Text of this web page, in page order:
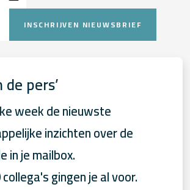
INSCHRIJVEN NIEUWSBRIEF
de pers’
week de nieuwste
inzichten over de
in je mailbox.
gingen je al voor.